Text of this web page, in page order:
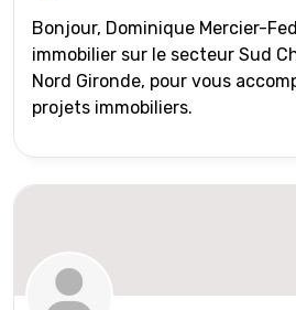
Bonjour, Dominique Mercier-
immobilier sur le secteur Sud
Nord Gironde, pour vous
projets immobiliers.